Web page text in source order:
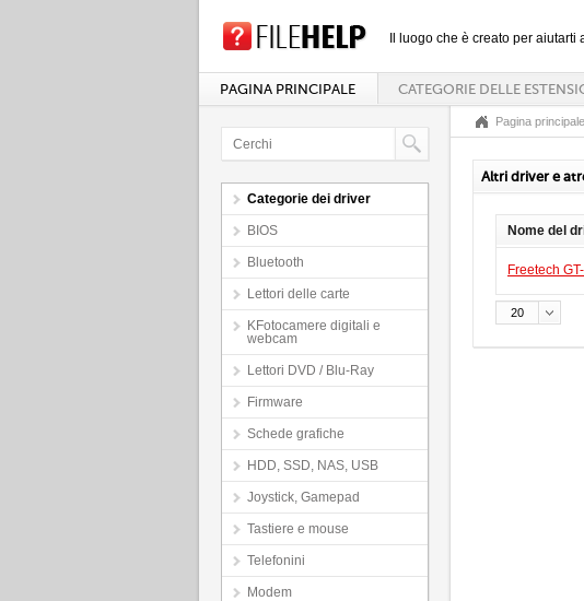
Il luogo che è creato per
PAGINA PRINCIPALE CATEGORIE DELLE
Categorie dei driver
BIOS
Bluetooth
Lettori delle carte
KFotocamere digitali e
webcam
Lettori DVD / Blu-Ray
Firmware
Schede grafiche
HDD, SSD, NAS, USB
Joystick, Gamepad
Tastiere e mouse
Telefonini
Modem
Pagina principale
Altri driver e
Nome del
Freetech
20